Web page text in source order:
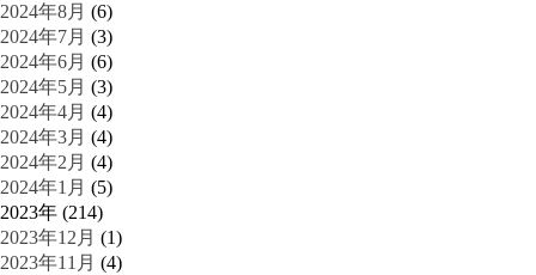
2024年8月 (6)
2024年7月 (3)
2024年6月 (6)
2024年5月 (3)
2024年4月 (4)
2024年3月 (4)
2024年2月 (4)
2024年1月 (5)
2023年 (214)
2023年12月 (1)
2023年11月 (4)